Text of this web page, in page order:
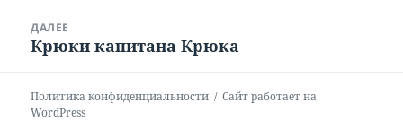
ДАЛЕЕ
Следующая
Крюки капитана Крюка
Политика конфиденциальности
Сайт работает на
WordPress